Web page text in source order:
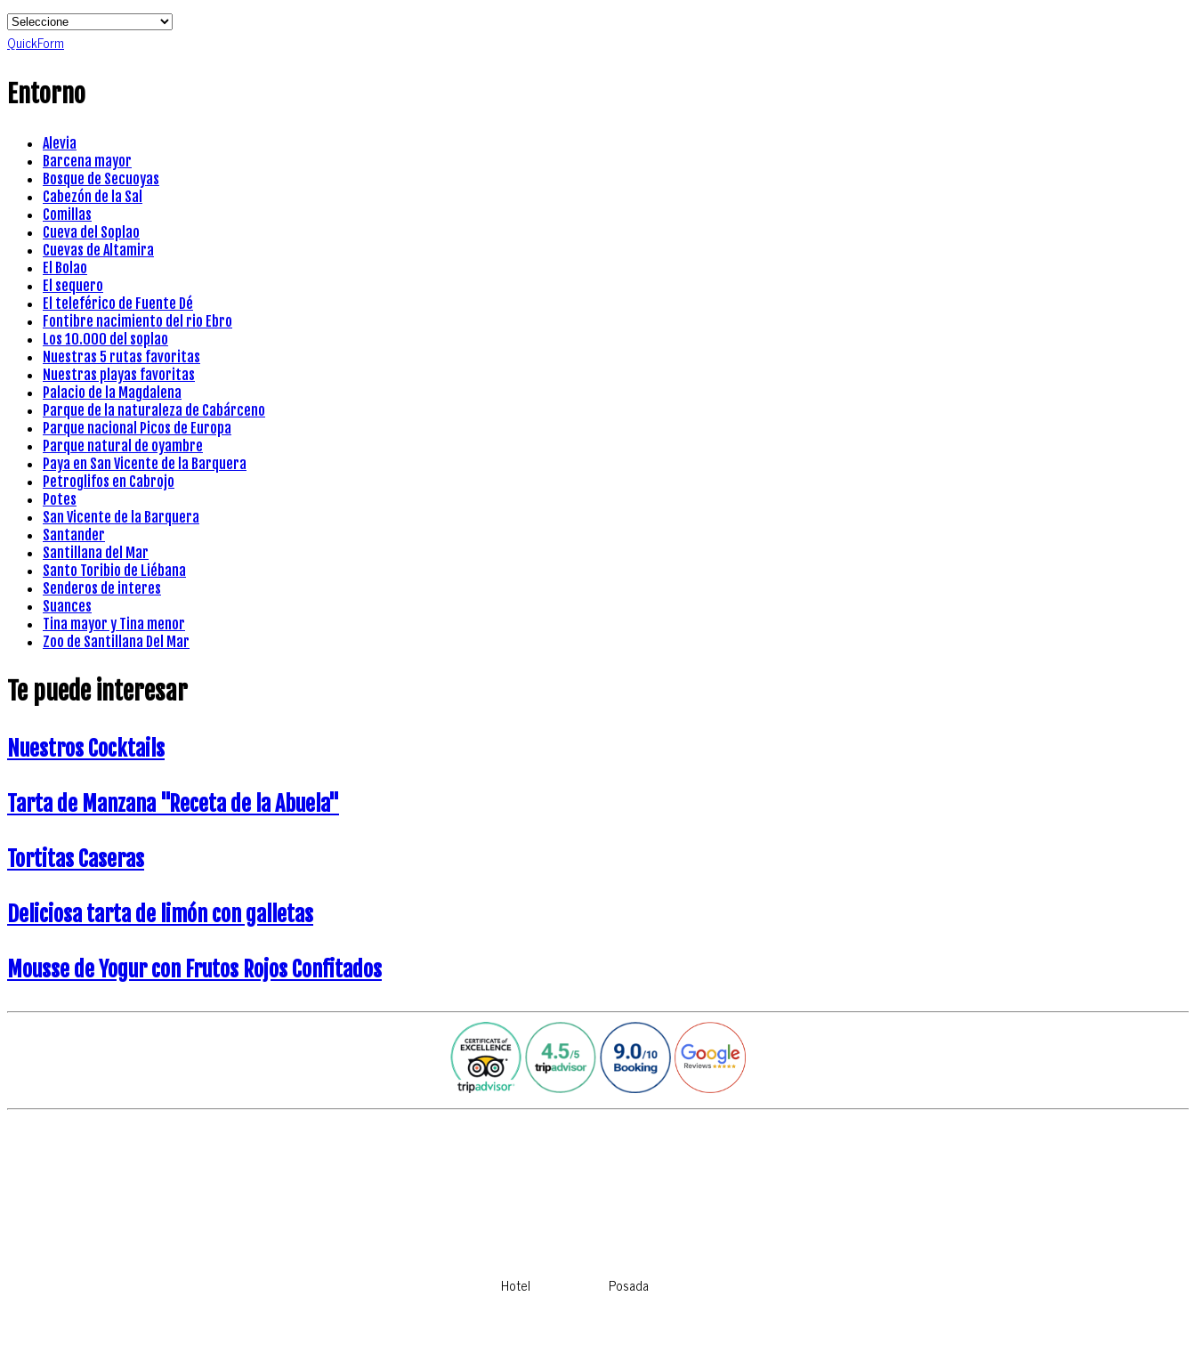
QuickForm
Entorno
Alevia
Barcena mayor
Bosque de Secuoyas
Cabezón de la Sal
Comillas
Cueva del Soplao
Cuevas de Altamira
El Bolao
El sequero
El teleférico de Fuente Dé
Fontibre nacimiento del rio Ebro
Los 10.000 del soplao
Nuestras 5 rutas favoritas
Nuestras playas favoritas
Palacio de la Magdalena
Parque de la naturaleza de Cabárceno
Parque nacional Picos de Europa
Parque natural de oyambre
Paya en San Vicente de la Barquera
Petroglifos en Cabrojo
Potes
San Vicente de la Barquera
Santander
Santillana del Mar
Santo Toribio de Liébana
Senderos de interes
Suances
Tina mayor y Tina menor
Zoo de Santillana Del Mar
Te puede interesar
Nuestros Cocktails
Tarta de Manzana "Receta de la Abuela"
Tortitas Caseras
Deliciosa tarta de limón con galletas
Mousse de Yogur con Frutos Rojos Confitados
Hotel Posada